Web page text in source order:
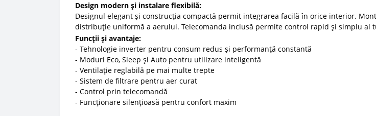
Design modern și instalare flexibilă:
Designul elegant și construcția compactă permit integrarea facilă în orice interior.
distribuție uniformă a aerului. Telecomanda inclusă permite control rapid și simplu al
Funcții și avantaje:
- Tehnologie inverter pentru consum redus și performanță constantă
- Moduri Eco, Sleep și Auto pentru utilizare inteligentă
- Ventilație reglabilă pe mai multe trepte
- Sistem de filtrare pentru aer curat
- Control prin telecomandă
- Funcționare silențioasă pentru confort maxim